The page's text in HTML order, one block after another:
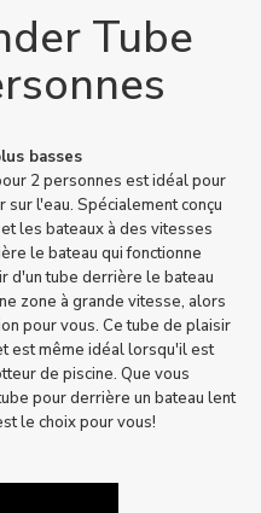
Tube
basses
2 personnes est idéal pour
l'eau. Spécialement conçu
les bateaux à des vitesses
le bateau qui fonctionne
d'un tube derrière le bateau
zone à grande vitesse, alors
pour vous. Ce tube de plaisir
est même idéal lorsqu'il est
de piscine. Que vous
pour derrière un bateau lent
le choix pour vous!